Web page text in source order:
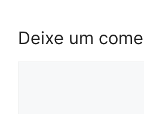
Deixe um